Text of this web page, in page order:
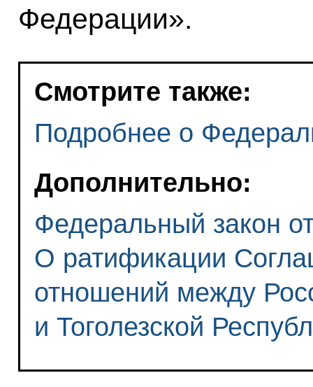
Федерации».
Смотрите также:
Подробнее о
Дополнительно:
Федеральный закон
О ратификации
отношений между
и Тоголезской